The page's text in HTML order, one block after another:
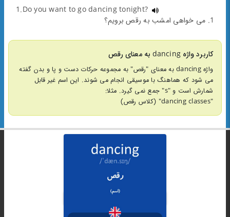
1.Do you want to go dancing tonight?
1. می خواهی امشب به رقص برویم؟
کاربرد واژه dancing به معنای رقص
واژه dancing به معنای "رقص" به مجموعه حرکات دست و پا و بدن گفته
می شود که هماهنگ با موسیقی انجام می شوند. این اسم غیر قابل
شمارش است و "s" جمع نمی گیرد. مثلا:
"dancing classes" (کلاس رقص)